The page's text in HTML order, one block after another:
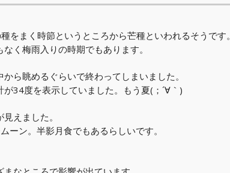
をまく時節というところから芒種といわれるそうです。
く梅雨入りの時期でもあります。
ら眺めるぐらいで終わってしまいました。
34度を表示していました。もう夏(；´∀｀)
えました。
ーン。半影月食でもあるらしいです。